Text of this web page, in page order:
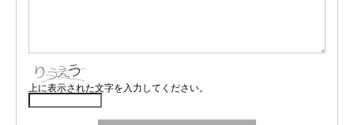
上に表示された文字を入力してください。